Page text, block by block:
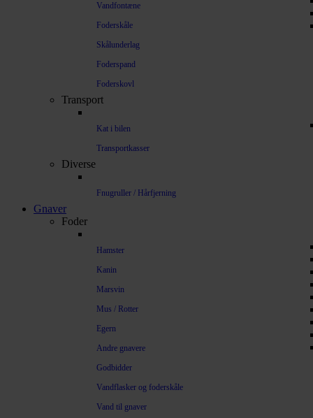
Vandfontæne
Foderskåle
Skålunderlag
Foderspand
Foderskovl
Transport
Kat i bilen
Transportkasser
Diverse
Fnugruller / Hårfjerning
Gnaver
Foder
Hamster
Kanin
Marsvin
Mus / Rotter
Egern
Andre gnavere
Godbidder
Vandflasker og foderskåle
Vand til gnaver